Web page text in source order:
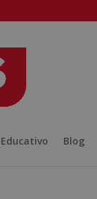
Blog